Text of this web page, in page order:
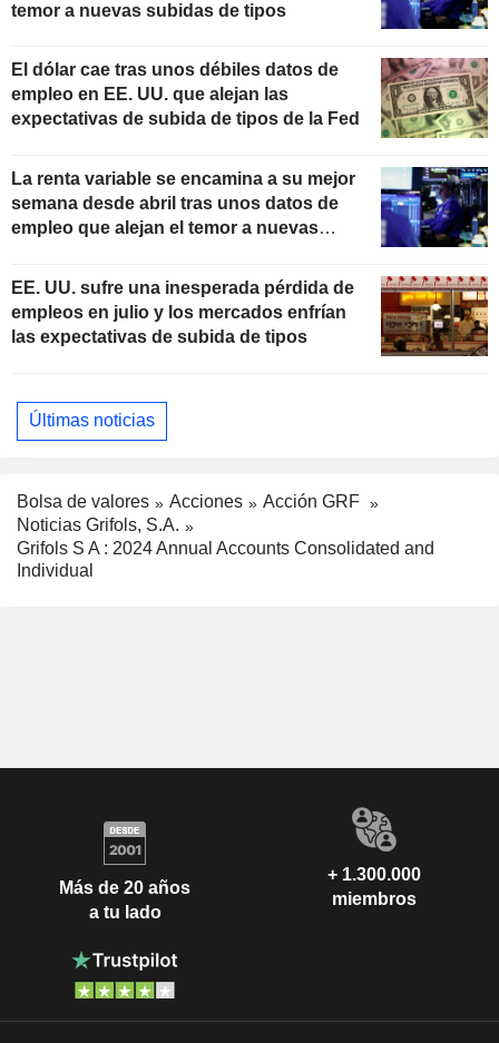
temor a nuevas subidas de tipos
El dólar cae tras unos débiles datos de
empleo en EE. UU. que alejan las
expectativas de subida de tipos de la Fed
La renta variable se encamina a su mejor
semana desde abril tras unos datos de
empleo que alejan el temor a nuevas
EE. UU. sufre una inesperada pérdida de
empleos en julio y los mercados enfrían
las expectativas de subida de tipos
Últimas noticias
Bolsa de valores Acciones
Acción GRF
Noticias Grifols, S.A.
Grifols S A : 2024 Annual Accounts Consolidated and
Individual
Más de 20 años
a tu lado
+ 1.300.000
miembros